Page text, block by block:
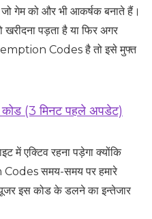
गेम को और भी आकर्षक बनाते हैं।
पड़ता है या फिर अगर
Codes है तो इसे मुफ्त
कोड (3 मिनट पहले अपडेट)
में एक्टिव रहना पड़ेगा क्योंकि
समय-समय पर हमारे
इस कोड के डलने का इन्तेजार